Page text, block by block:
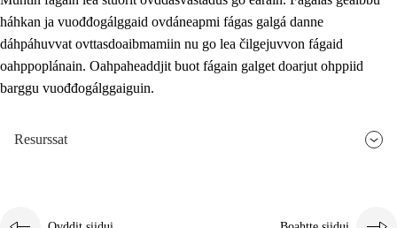
háhkan ja vuođđogálggaid ovdáneapmi fágas galgá danne
dáhpáhuvvat ovttasdoaibmamiin nu go lea čilgejuvvon fágaid
oahppoplánain. Oahpaheaddjit buot fágain galget doarjut ohppiid
barggu vuođđogálggaiguin.
Resurssat